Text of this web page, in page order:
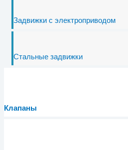
Задвижки с электроприводом
Стальные задвижки
Клапаны